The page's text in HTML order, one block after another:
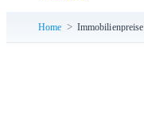
Home Immobilienpreise